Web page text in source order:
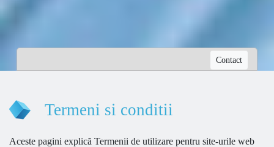
Contact
Termeni si conditii
Aceste pagini explică Termenii de utilizare pentru site-urile web